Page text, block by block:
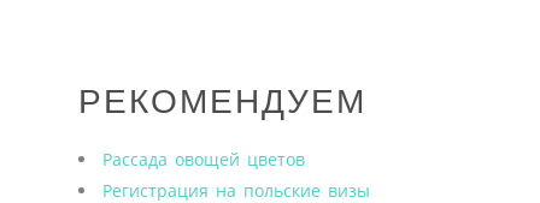
РЕКОМЕНДУЕМ
Рассада овощей цветов
Регистрация на польские визы